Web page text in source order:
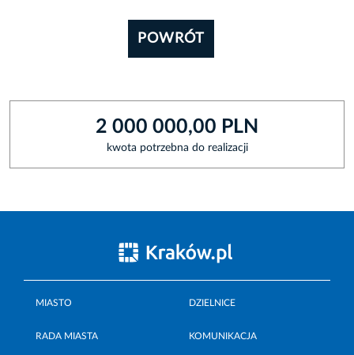
POWRÓT
2 000 000,00 PLN
kwota potrzebna do realizacji
MIASTO DZIELNICE
RADA MIASTA KOMUNIKACJA